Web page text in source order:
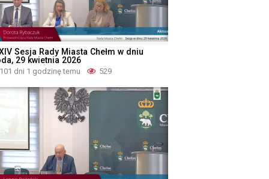
Sesja Rady Miasta Chełm w dniu
29 kwietnia 2026
101 dni 1 godzinę temu 529